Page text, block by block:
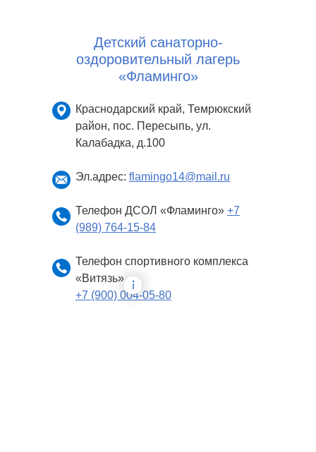
Детский санаторно-
оздоровительный лагерь
«Фламинго»
Краснодарский край, Темрюкский
район, пос. Пересыпь, ул.
Калабадка, д.100
Эл.адрес: flamingo14@mail.ru
Телефон ДСОЛ «Фламинго» +7
(989) 764-15-84
Телефон спортивного комплекса
«Витязь»
+7 (900) 004-05-80